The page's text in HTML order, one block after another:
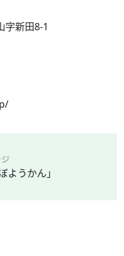
新田8-1
うかん」